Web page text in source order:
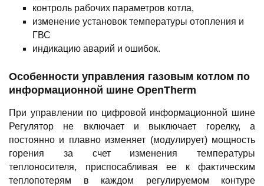
контроль рабочих параметров котла,
изменение установок температуры отопления и
ГВС
индикацию аварий и ошибок.
Особенности управления газовым котлом по
информационной шине OpenTherm
При управлении по цифровой информационной шине
Регулятор не включает и выключает горелку, а
постоянно и плавно изменяет (модулирует) мощность
горения за счет изменения температуры
теплоносителя, приспосабливая ее к фактическим
теплопотерям в каждом регулируемом контуре